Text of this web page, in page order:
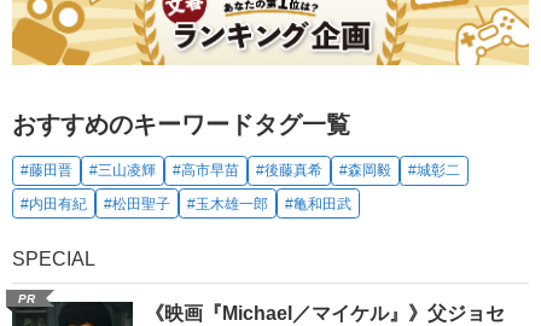
おすすめのキーワードタグ一覧
#藤田晋 #三山凌輝 #高市早苗 #後藤真希 #森岡毅
#城彰二
#内田有紀
#松田聖子 #玉木雄一郎 #亀和田武
SPECIAL
PR
《映画『Michael／マイケル』》父ジョセ